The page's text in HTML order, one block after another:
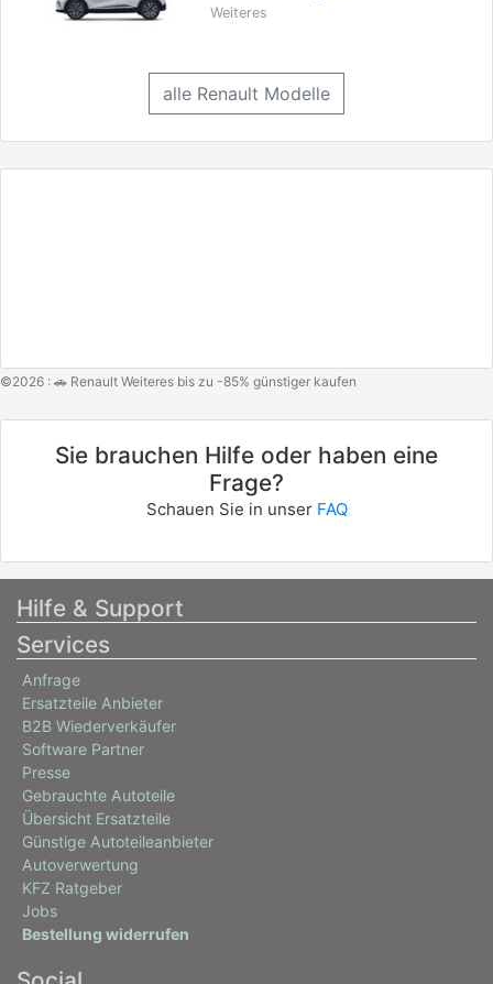
Weiteres
alle Renault Modelle
©2026 : 🚗 Renault Weiteres bis zu -85% günstiger kaufen
Sie brauchen Hilfe oder haben eine
Frage?
Schauen Sie in unser FAQ
Hilfe & Support
Services
Anfrage
Ersatzteile Anbieter
B2B Wiederverkäufer
Software Partner
Presse
Gebrauchte Autoteile
Übersicht Ersatzteile
Günstige Autoteileanbieter
Autoverwertung
KFZ Ratgeber
Jobs
Bestellung widerrufen